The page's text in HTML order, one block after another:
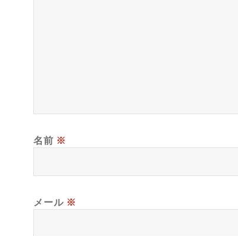
名前 ※
メール ※